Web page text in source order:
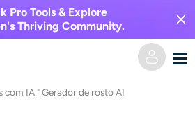
Pro Tools & Explore
Thriving Community.
com IA " Geradorde rosto AI